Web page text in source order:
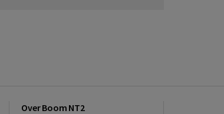
Over Boom NT2